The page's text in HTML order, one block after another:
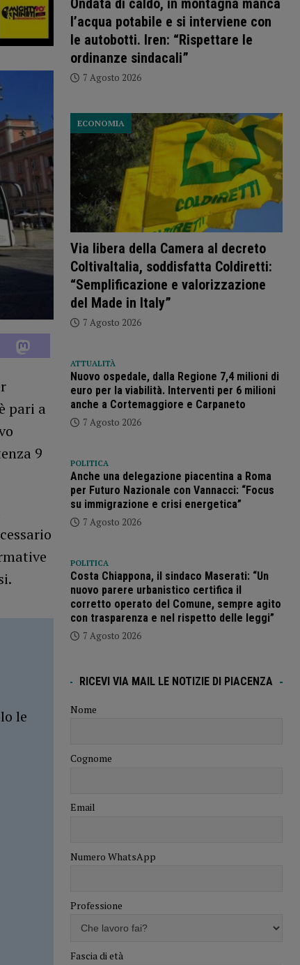
pari a
9
le
Ondata di caldo, in montagna manca
l’acqua potabile e si interviene con
le autobotti. Iren: “Rispettare le
ordinanze sindacali”
7 Agosto 2026
Via libera della Camera al decreto
ColtivaItalia, soddisfatta Coldiretti:
“Semplificazione e valorizzazione
del Made in Italy”
ECONOMIA
7 Agosto 2026
ATTUALITÀ
Nuovo ospedale, dalla Regione 7,4 milioni di
euro per la viabilità. Interventi per 6 milioni
anche a Cortemaggiore e Carpaneto
7 Agosto 2026
POLITICA
Anche una delegazione piacentina a Roma
per Futuro Nazionale con Vannacci: “Focus
su immigrazione e crisi energetica”
7 Agosto 2026
POLITICA
Costa Chiappona, il sindaco Maserati: “Un
nuovo parere urbanistico certifica il
corretto operato del Comune, sempre agito
con trasparenza e nel rispetto delle leggi”
7 Agosto 2026
RICEVI VIA MAIL LE NOTIZIE DI PIACENZA
Nome
Cognome
Email
Numero WhatsApp
Professione
Fascia di età